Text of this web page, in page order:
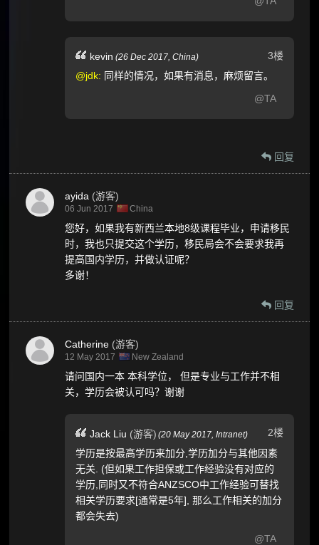
3楼
kevin (26 Dec 2017,China)
@jdk: 同样的情况，如果有消息，麻烦留言。
@TA
回复
ayida (游客)
06 Jun 2017 China
您好，如果我有新西兰本地8级课程毕业，申请移民
时，我也只提交这个学历，移民局会不会要求我再
提高国内学历，并做认证呢？
多谢！
回复
Catherine (游客)
12 May 2017 New Zealand
请问国内一本 本科学位， 但是专业与工作并不相
关，学历会被认可吗？谢谢
2楼
Jack Liu (游客) (20 May 2017,Intranet)
学历是按最高学历来加分,学历加分与其他因素
无关. (但如果工作担保或工作经验没有对应的
学历,同时又不符合ANZSCO中工作经验可替找
相关学历要求[通常是5年], 那么工作相关的加分
都会失去)
@TA